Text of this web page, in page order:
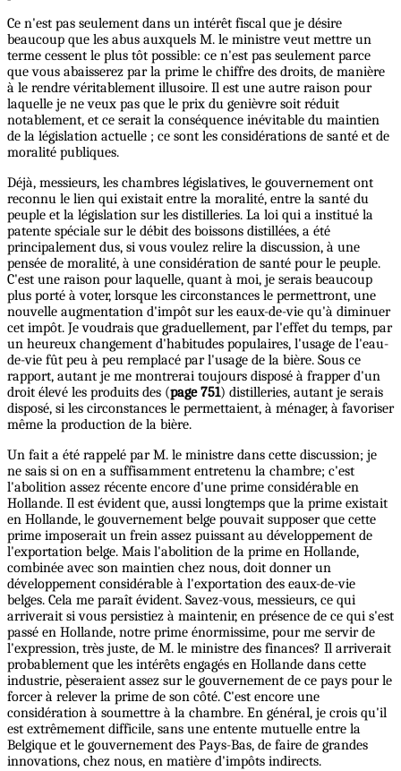
Ce n'est pas seulement dans un intérêt fiscal que je désire
beaucoup que les abus auxquels M. le ministre veut mettre un
terme cessent le plus tôt possible: ce n'est pas seulement parce
que vous abaisserez par la prime le chiffre des droits, de manière
à le rendre véritablement illusoire. Il est une autre raison pour
laquelle je ne veux pas que le prix du genièvre soit réduit
notablement, et ce serait la conséquence inévitable du maintien
de la législation actuelle ; ce sont les considérations de santé et de
moralité publiques.
Déjà, messieurs, les chambres législatives, le gouvernement ont
reconnu le lien qui existait entre la moralité, entre la santé du
peuple et la législation sur les distilleries. La loi qui a institué la
patente spéciale sur le débit des boissons distillées, a été
principalement dus, si vous voulez relire la discussion, à une
pensée de moralité, à une considération de santé pour le peuple.
C'est une raison pour laquelle, quant à moi, je serais beaucoup
plus porté à voter, lorsque les circonstances le permettront, une
nouvelle augmentation d'impôt sur les eaux-de-vie qu'à diminuer
cet impôt. Je voudrais que graduellement, par l'effet du temps, par
un heureux changement d'habitudes populaires, l'usage de l'eau-
de-vie fût peu à peu remplacé par l'usage de la bière. Sous ce
rapport, autant je me montrerai toujours disposé à frapper d'un
droit élevé les produits des (page 751) distilleries, autant je serais
disposé, si les circonstances le permettaient, à ménager, à favoriser
même la production de la bière.
Un fait a été rappelé par M. le ministre dans cette discussion; je
ne sais si on en a suffisamment entretenu la chambre; c'est
l'abolition assez récente encore d'une prime considérable en
Hollande. Il est évident que, aussi longtemps que la prime existait
en Hollande, le gouvernement belge pouvait supposer que cette
prime imposerait un frein assez puissant au développement de
l'exportation belge. Mais l'abolition de la prime en Hollande,
combinée avec son maintien chez nous, doit donner un
développement considérable à l'exportation des eaux-de-vie
belges. Cela me paraît évident. Savez-vous, messieurs, ce qui
arriverait si vous persistiez à maintenir, en présence de ce qui s'est
passé en Hollande, notre prime énormissime, pour me servir de
l'expression, très juste, de M. le ministre des finances? Il arriverait
probablement que les intérêts engagés en Hollande dans cette
industrie, pèseraient assez sur le gouvernement de ce pays pour le
forcer à relever la prime de son côté. C'est encore une
considération à soumettre à la chambre. En général, je crois qu'il
est extrêmement difficile, sans une entente mutuelle entre la
Belgique et le gouvernement des Pays-Bas, de faire de grandes
innovations, chez nous, en matière d'impôts indirects.